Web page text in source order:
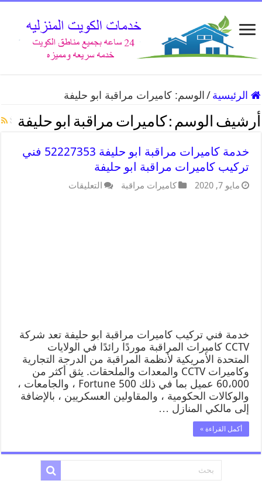
الرئيسية / الوسم:كاميرات مراقبة ابو حليفة
أرشيف الوسم : كاميرات مراقبة ابو حليفة
خدمة كاميرات مراقبة ابو حليفة 52227353 فني
تركيب كاميرات مراقبة ابو حليفة
مايو 7, 2020 كاميرات مراقبة التعليقات
خدمة فني تركيب كاميرات مراقبة ابو حليفة تعد شركة
CCTV كاميرات المراقبة موردًا رائدًا في الولايات
المتحدة الأمريكية لأنظمة المراقبة من الدرجة التجارية
وكاميرات CCTV والمعدات والملحقات. يثق أكثر من
60،000 عميل بما في ذلك Fortune 500 ، والجامعات ،
والوكالات الحكومية ، والمقاولين العسكريين ، بالإضافة
إلى مالكي المنازل …
أكمل القراءة »